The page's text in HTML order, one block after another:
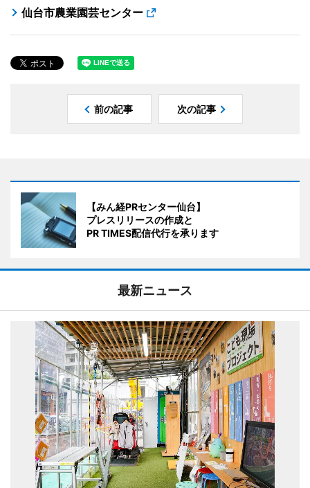
仙台市農業園芸センター
前の記事 次の記事
【みん経PRセンター仙台】
プレスリリースの作成と
PR TIMES配信代行を承ります
最新ニュース